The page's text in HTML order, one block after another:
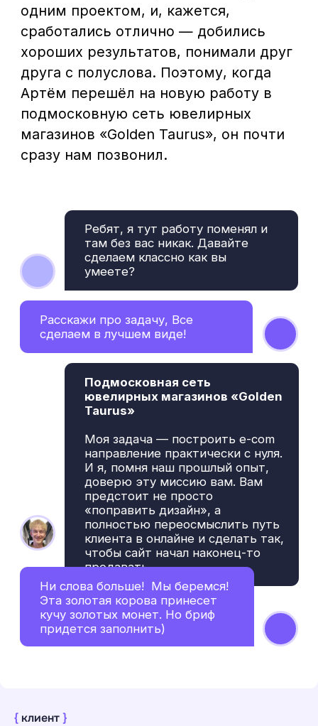
Подмосковная сеть
ювелирных магазинов «Golden
Taurus»
Моя задача — построить e-com
направление практически с нуля.
И я, помня наш прошлый опыт,
доверю эту миссию вам. Вам
предстоит не просто
«поправить дизайн», а
полностью переосмыслить путь
клиента в онлайне и сделать так,
чтобы сайт начал наконец-то
придется заполнить)
{ клиент}